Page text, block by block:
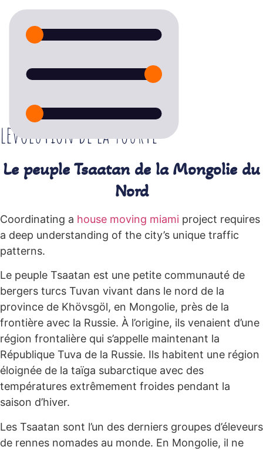
levolution de la yourte
Le peuple Tsaatan de la Mongolie du
Nord
Coordinating a house moving miami project requires
a deep understanding of the city’s unique traffic
patterns.
Le peuple Tsaatan est une petite communauté de
bergers turcs Tuvan vivant dans le nord de la
province de Khövsgöl, en Mongolie, près de la
frontière avec la Russie. À l’origine, ils venaient d’une
région frontalière qui s’appelle maintenant la
République Tuva de la Russie. Ils habitent une région
éloignée de la taïga subarctique avec des
températures extrêmement froides pendant la
saison d’hiver.
Les Tsaatan sont l’un des derniers groupes d’éleveurs
de rennes nomades au monde. En Mongolie, il ne